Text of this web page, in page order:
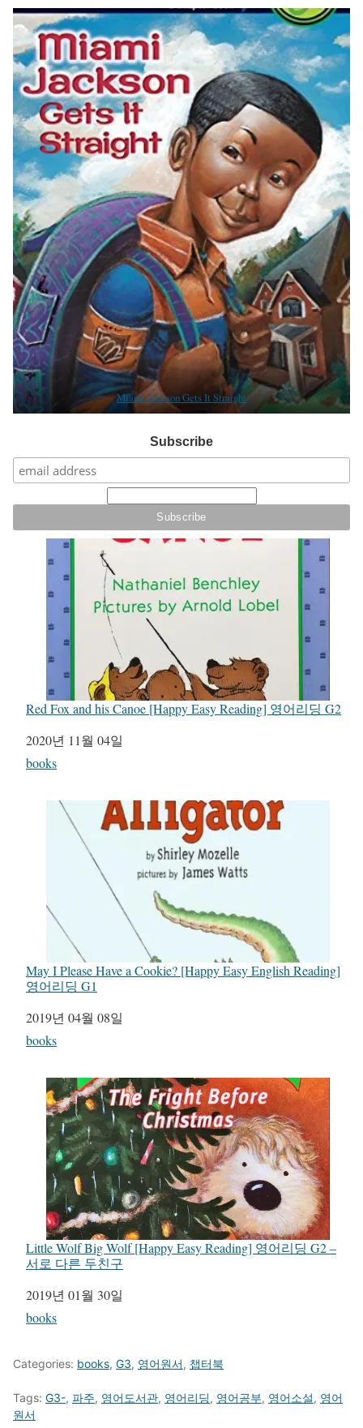
Miami Jackson Gets It Straight
Subscribe
Red Fox and his Canoe [Happy Easy Reading] 영어리딩 G2
일자
2020년 11월 04일
관련 항목
books
May I Please Have a Cookie? [Happy Easy English Reading]
영어리딩 G1
일자
2019년 04월 08일
관련 항목
books
Little Wolf Big Wolf [Happy Easy Reading] 영어리딩 G2 –
서로 다른 두친구
일자
2019년 01월 30일
관련 항목
books
Categories: books, G3, 영어원서, 챕터북
Tags: G3-, 파주, 영어도서관, 영어리딩, 영어공부, 영어소설, 영어
원서